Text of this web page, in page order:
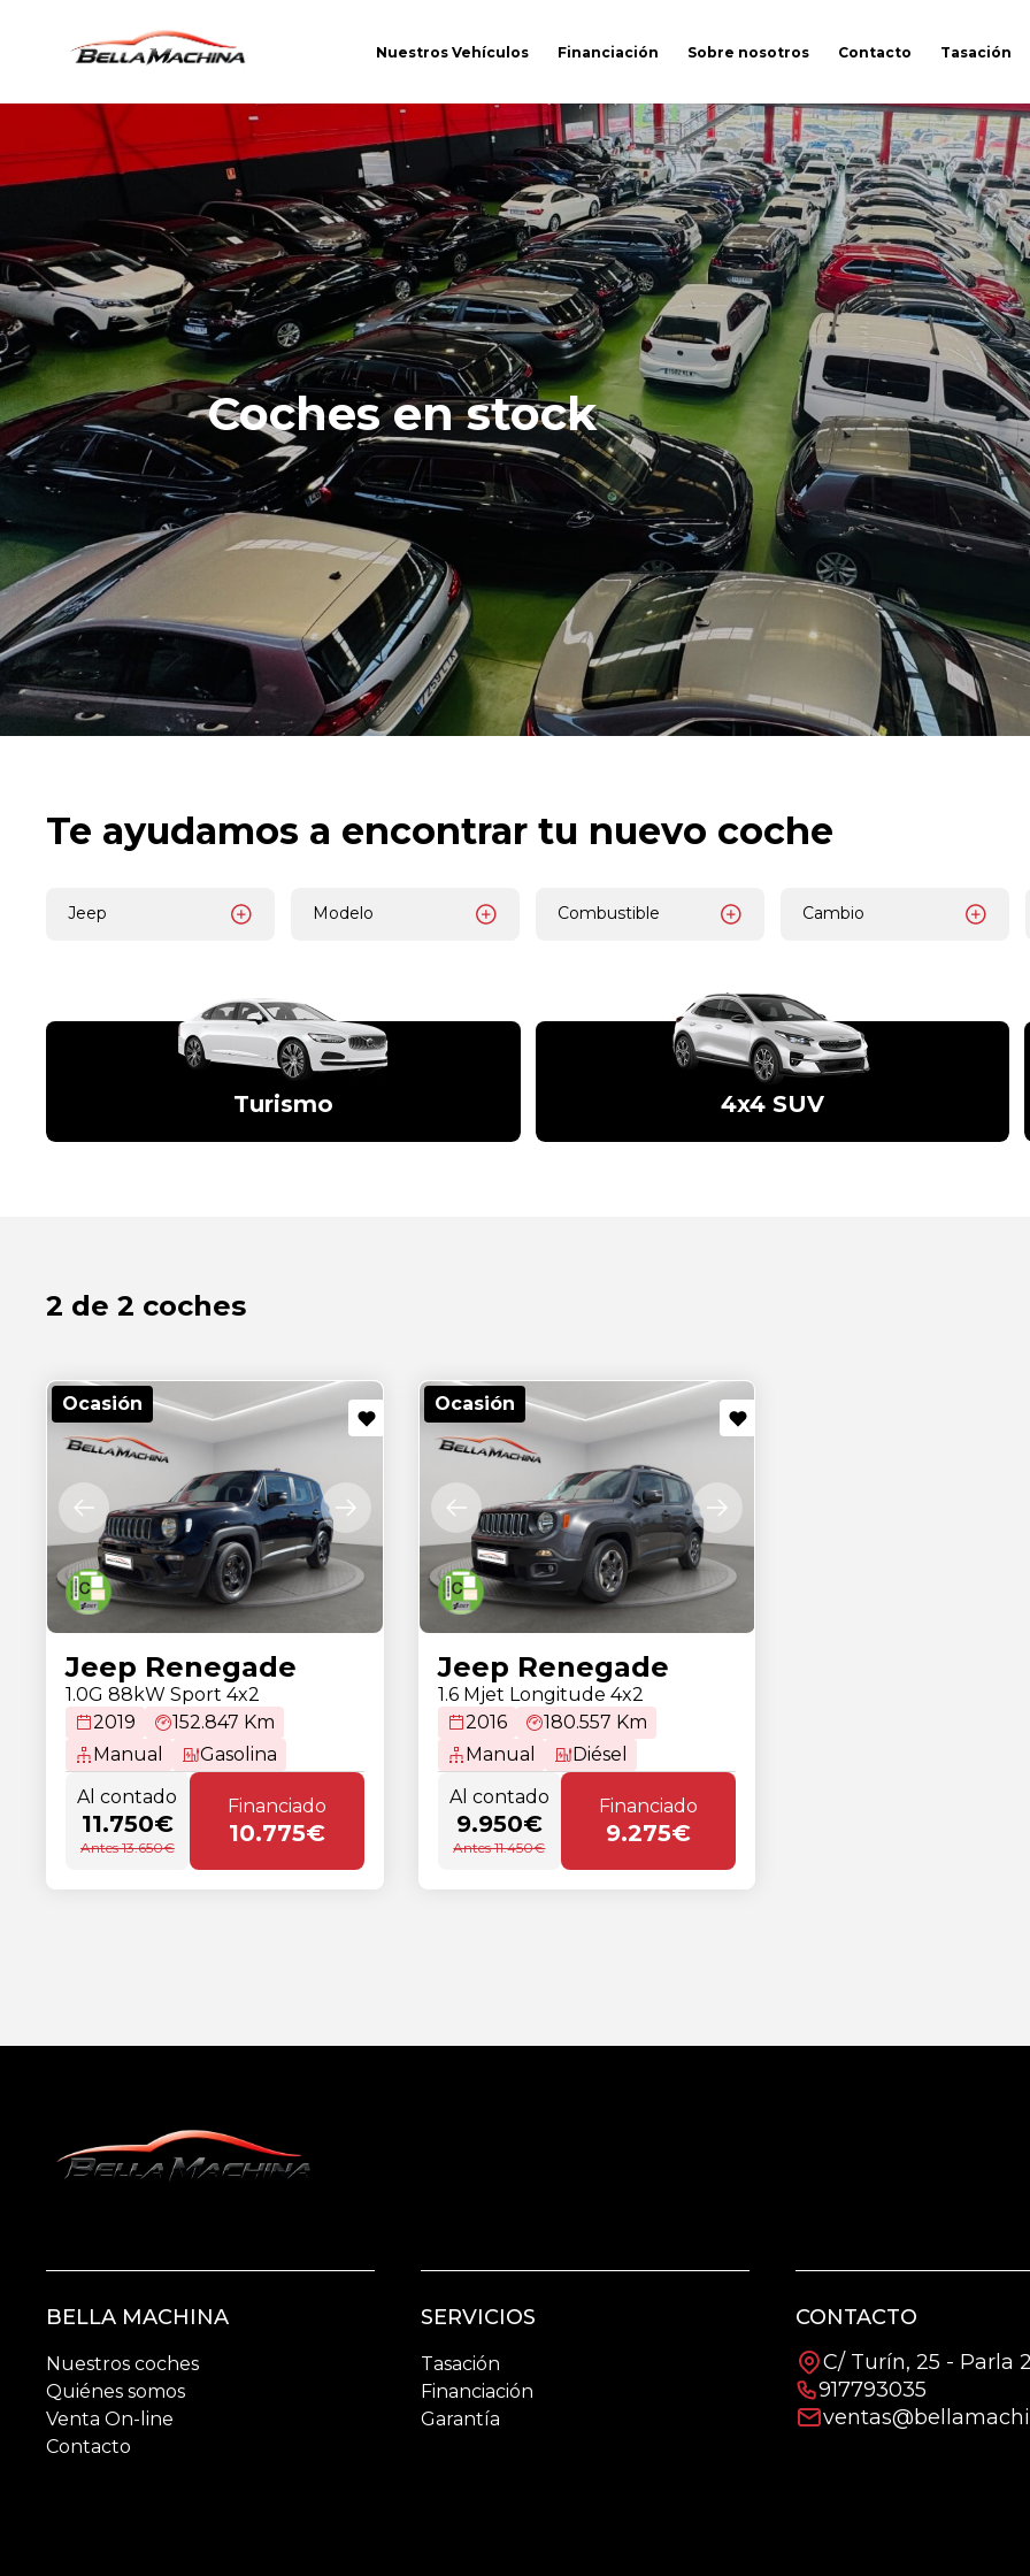
Nuestros Vehículos Financiación Sobre nosotros Contacto Tasación
Coches en stock
Te ayudamos a encontrar tu nuevo coche
Jeep Modelo Combustible Cambio
Turismo 4x4 SUV
2 de 2 coches
Ocasión
Jeep Renegade
1.0G 88kW Sport 4x2
2019
152.847 Km
Manual
Gasolina
Al contado
11.750€
Antes 13.650€
Financiado
10.775€
Ocasión
Jeep Renegade
1.6 Mjet Longitude 4x2
2016
180.557 Km
Manual
Diésel
Al contado
9.950€
Antes 11.450€
Financiado
9.275€
BELLA MACHINA
Nuestros coches
Quiénes somos
Venta On-line
Contacto
SERVICIOS
Tasación
Financiación
Garantía
CONTACTO
C/ Turín, 25 - Parla
917793035